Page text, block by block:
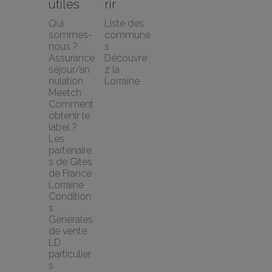
utiles
Qui
sommes-
nous ?
Assurance
séjour/an
nulation
Meetch
Comment
obtenir le
label ?
Les
partenaire
s de Gîtes
de France
Lorraine
Condition
s
Générales
de vente
LD
particulier
s
rir
Liste des
commune
s
Découvre
z la
Lorraine